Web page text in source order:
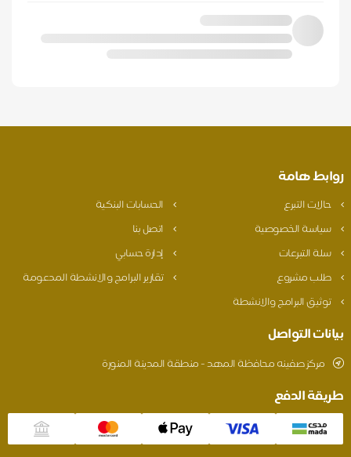
روابط هامة
حالات التبرع
الحسابات البنكية
سياسة الخصوصية
اتصل بنا
سلة التبرعات
إدارة حسابي
طلب مشروع
تقارير البرامج والانشطة المدعومة
توثيق البرامج والانشطة
بيانات التواصل
مركز صفينه محافظة المهد - منطقة المدينة المنورة
طريقة الدفع